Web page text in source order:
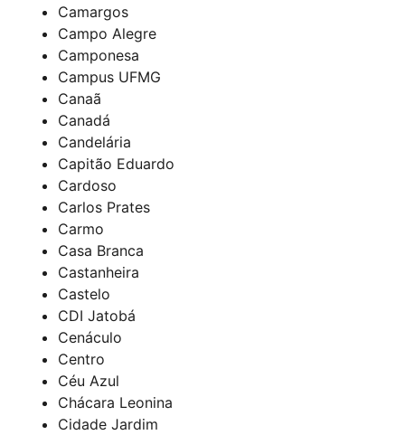
Camargos
Campo Alegre
Camponesa
Campus UFMG
Canaã
Canadá
Candelária
Capitão Eduardo
Cardoso
Carlos Prates
Carmo
Casa Branca
Castanheira
Castelo
CDI Jatobá
Cenáculo
Centro
Céu Azul
Chácara Leonina
Cidade Jardim